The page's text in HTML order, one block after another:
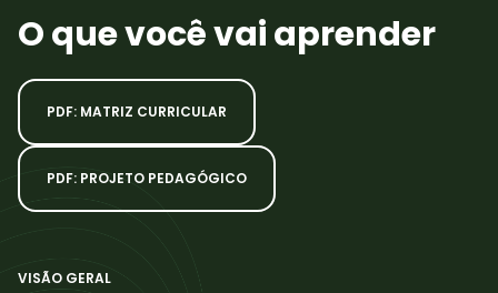
O que você vai aprender
PDF: MATRIZ CURRICULAR
PDF: PROJETO PEDAGÓGICO
VISÃO GERAL